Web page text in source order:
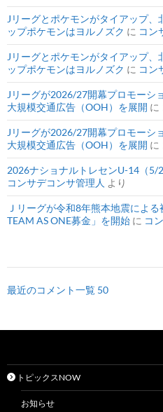
Jリーグとポケモンがタイアップ
ップポケモンはヨルノズク に コン
Jリーグとポケモンがタイアップ
ップポケモンはヨルノズク に コン
Jリーグが2026/27開幕プロモーシ
大規模交通広告（OOH）を展開 に
Jリーグが2026/27開幕プロモーシ
大規模交通広告（OOH）を展開 に
2026ナショナルトレセンU-14（5/
コンサデコンサ管理人 より
Ｊリーグが令和8年熊本地震によ
TEAM AS ONE募金」を開始 に コ
最近のコメント一覧 50
トピックスNOW
お知らせ